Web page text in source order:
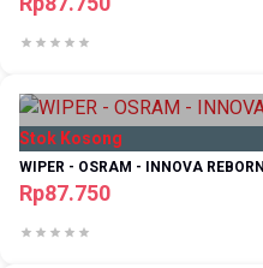
Stok Kosong
WIPER - OSRAM - INNOVA
Rp87.750